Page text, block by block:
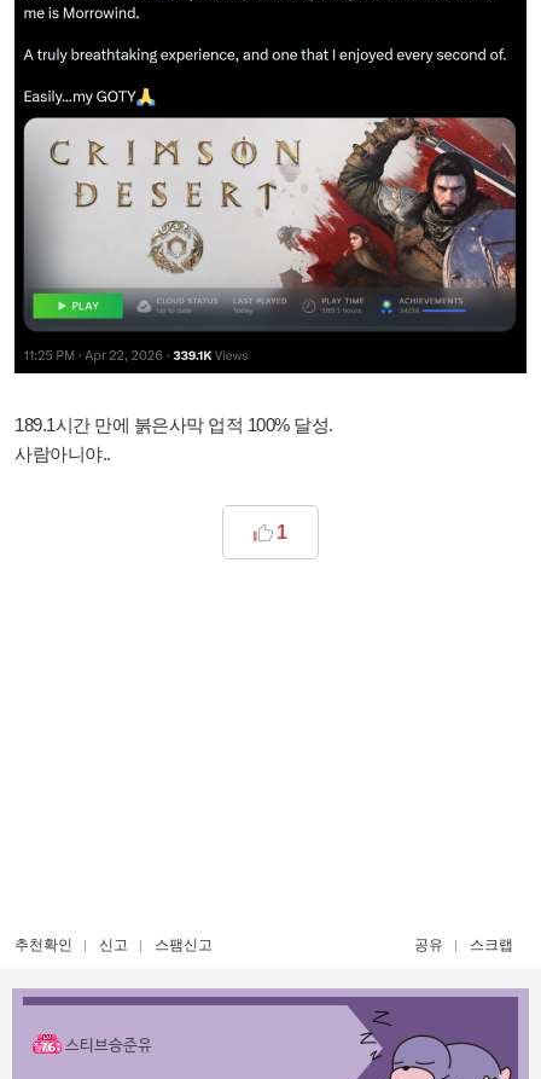
189.1시간 만에 붉은사막 업적 100% 달성.
사람아니야..
1
추천확인 신고 스팸신고 공유 스크랩
스티브승준유